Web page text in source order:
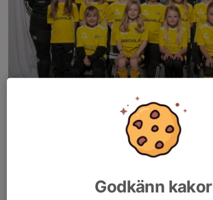
I år har vi startat upp ett nytt tjejlag ⚽️😄
Godkänn kakor